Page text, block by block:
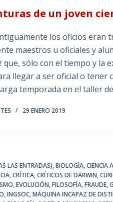
de un joven
los oficios eran
maestros u oficiales y
que, sólo con el tiempo y la
llegar a ser oficial o tener
temporada en el taller
29 ENERO 2019
LAS ENTRADAS),BIOLOGÍA,CIENCIA
,CRÍTICA,CRÍTICOS DE DARWIN,
,EVOLUCIÓN,FILOSOFÍA,FRAUDE,
,INGSOC,MÁQUINA INCAPAZ DE